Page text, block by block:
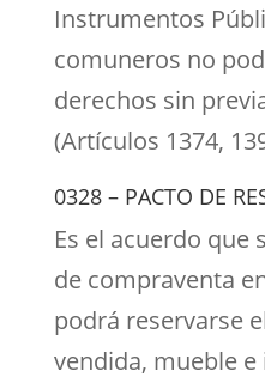
Instrumentos
comuneros no
derechos sin
(Artículos 1374,
0328 – PACTO DE
Es el acuerdo que
de compraventa
podrá reservarse
vendida, mueble